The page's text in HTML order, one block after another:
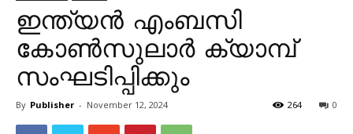
ഇന്ത്യൻ എംബസി
കോൺസുലാർ ക്യാമ്പ്
സംഘടിപ്പിക്കും
By Publisher - November 12, 2024 0
264